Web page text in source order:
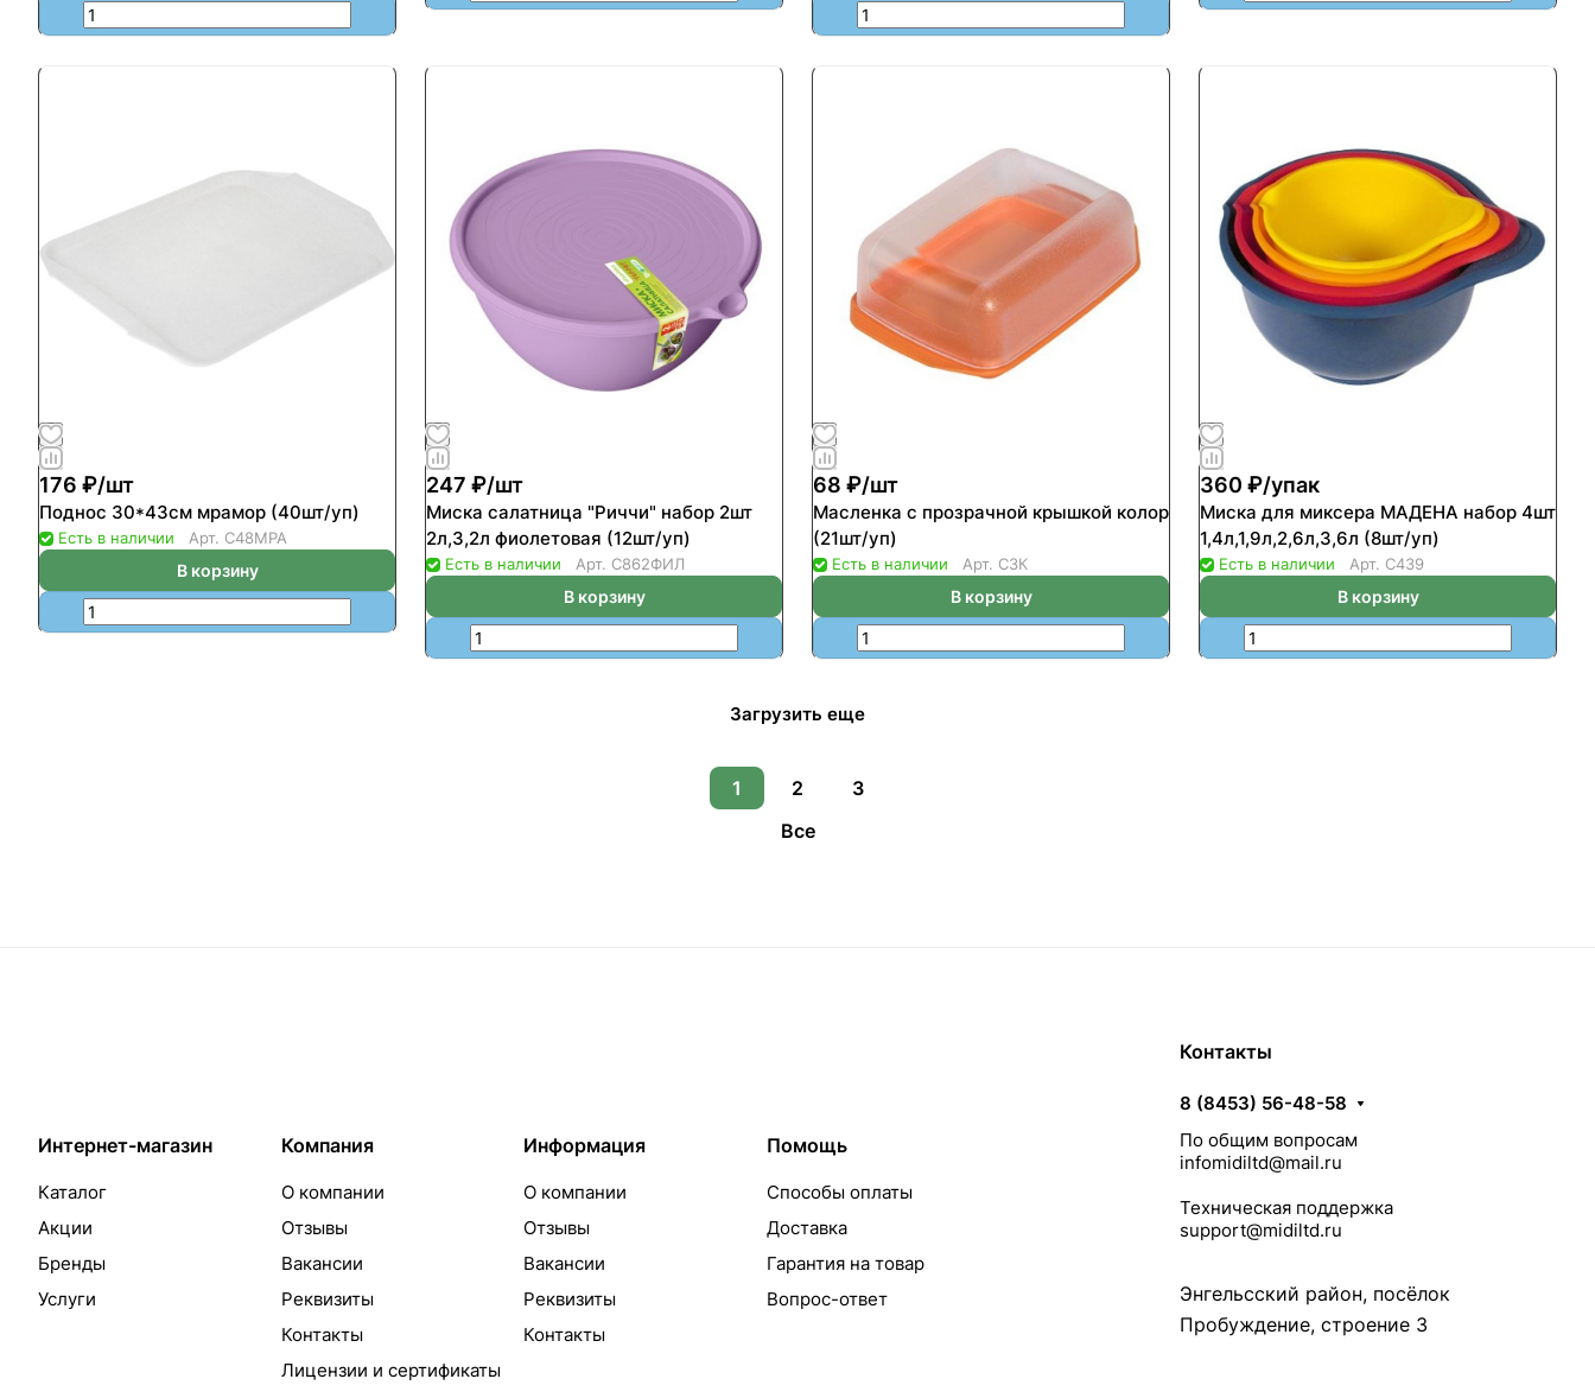
176 ₽/шт
Поднос 30*43см мрамор (40шт/уп)
Есть в наличии Арт. С48МРА
В корзину
247 ₽/шт
Миска салатница "Риччи" набор 2шт
2л,3,2л фиолетовая (12шт/уп)
Есть в наличии Арт. С862ФИЛ
В корзину
68 ₽/шт
Масленка с прозрачной крышкой колор
(21шт/уп)
Есть в наличии Арт. С3К
В корзину
360 ₽/упак
Миска для миксера МАДЕНА набор 4шт
1,4л,1,9л,2,6л,3,6л (8шт/уп)
Есть в наличии Арт. С439
В корзину
Загрузить еще
1 2
3
Все
Интернет-магазин
Каталог
Акции
Бренды
Услуги
Компания
О компании
Отзывы
Вакансии
Реквизиты
Контакты
Лицензии и сертификаты
Информация
О компании
Отзывы
Вакансии
Реквизиты
Контакты
Помощь
Способы оплаты
Доставка
Гарантия на товар
Вопрос-ответ
Контакты
8 (8453) 56-48-58
По общим вопросам
infomidiltd@mail.ru
Техническая поддержка
support@midiltd.ru
Энгельсский район, посёлок
Пробуждение, строение 3